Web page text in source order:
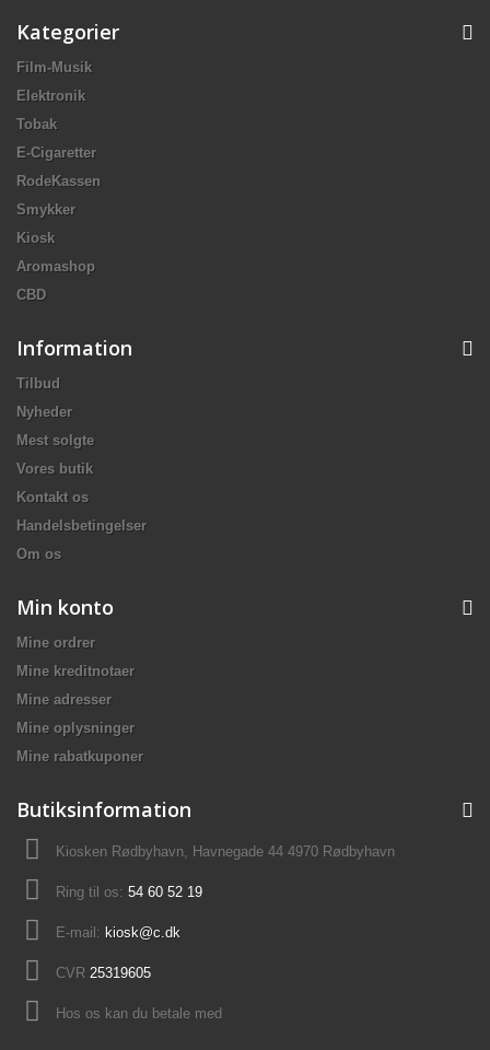
Kategorier
Film-Musik
Elektronik
Tobak
E-Cigaretter
RodeKassen
Smykker
Kiosk
Aromashop
CBD
Information
Tilbud
Nyheder
Mest solgte
Vores butik
Kontakt os
Handelsbetingelser
Om os
Min konto
Mine ordrer
Mine kreditnotaer
Mine adresser
Mine oplysninger
Mine rabatkuponer
Butiksinformation
Kiosken Rødbyhavn, Havnegade 44 4970 Rødbyhavn
Ring til os: 54 60 52 19
E-mail: kiosk@c.dk
CVR 25319605
Hos os kan du betale med